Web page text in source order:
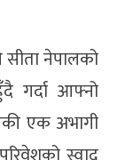
नेपालको
गर्दा आफ्नो
एक अभागी